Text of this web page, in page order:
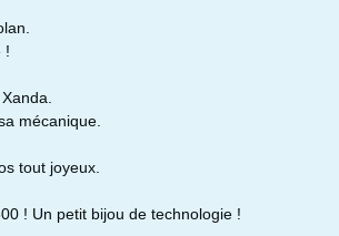
!
mécanique.
tout joyeux.
! Un petit bijou de technologie !